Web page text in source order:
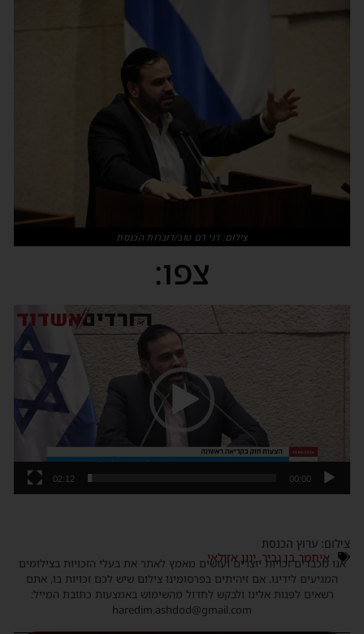
צילום: דני דם טוב/דוברות הכנסת
צפו:
00:00
02:12
צילום: ערוץ הכנסת
איתמר בן גביר, ינון אזולאי
אנו מכבדים זכויות יוצרים ועושים מאמץ לאתר את בעלי הזכויות בצילומים
המגיעים לידינו. אם זיהיתים בפרסומינו צילום שיש לכם זכויות בו, אתם
רשאים לפנות אלינו ולבקש לחדול מהשימוש באמצעות כתובת המייל:
haredim.ashdod@gmail.com